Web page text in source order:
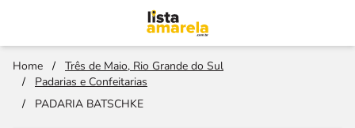
Home /
Três de Maio, Rio Grande do Sul
/
Padarias e Confeitarias
/
PADARIA BATSCHKE